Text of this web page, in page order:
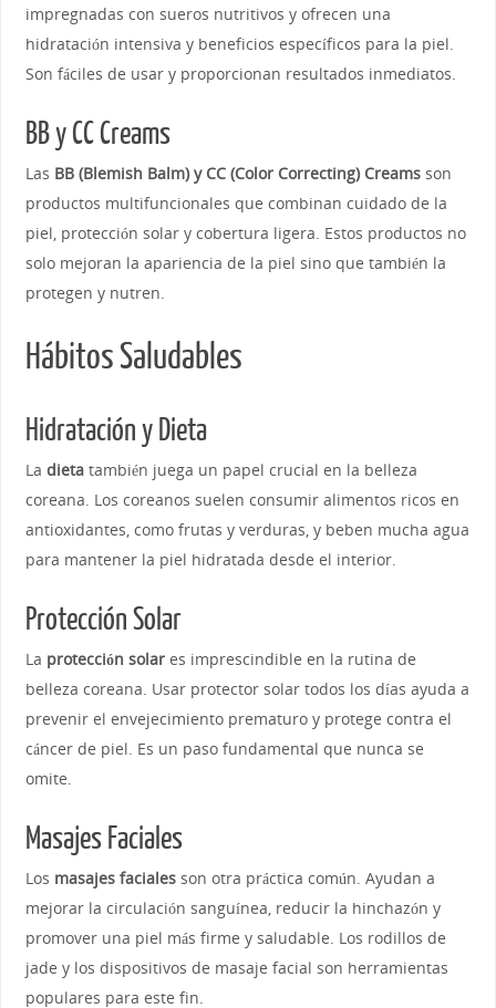
impregnadas con sueros nutritivos y ofrecen una
hidratación intensiva y beneficios específicos para la piel.
Son fáciles de usar y proporcionan resultados inmediatos.
BB y CC Creams
Las BB (Blemish Balm) y CC (Color Correcting) Creamsson
productos multifuncionales que combinan cuidado de la
piel, protección solar y cobertura ligera. Estos productos no
solo mejoran la apariencia de la piel sino que también la
protegen y nutren.
Hábitos Saludables
Hidratación y Dieta
La dietatambién juega un papel crucial en la belleza
coreana. Los coreanos suelen consumir alimentos ricos en
antioxidantes, como frutas y verduras, y beben mucha agua
para mantener la piel hidratada desde el interior.
Protección Solar
La protección solares imprescindible en la rutina de
belleza coreana. Usar protector solar todos los días ayuda a
prevenir el envejecimiento prematuro y protege contra el
cáncer de piel. Es un paso fundamental que nunca se
omite.
Masajes Faciales
Los masajes facialesson otra práctica común. Ayudan a
mejorar la circulación sanguínea, reducir la hinchazón y
promover una piel más firme y saludable. Los rodillos de
jade y los dispositivos de masaje facial son herramientas
populares para este fin.